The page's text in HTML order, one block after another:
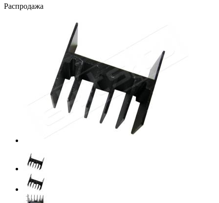
Распродажа